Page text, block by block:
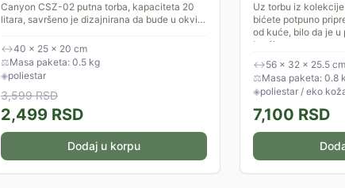
Canyon CSZ-02 putna torba, kapaciteta 20
litara, savršeno je dizajnirana da bude u okviru
Dolazi u...
↔40 × 25 × 20 cm
⚖Masa paketa: 0.5 kg
◈poliestar
3,599RSD
2,499 RSD
Dodaj u korpu
Uz torbu iz
bićete potpuno
od kuće, bilo da je
kraći put, a...
↔56 × 32 × 25.5 cm
⚖Masa paketa: 0.8
◈poliestar / eko
7,100 RSD